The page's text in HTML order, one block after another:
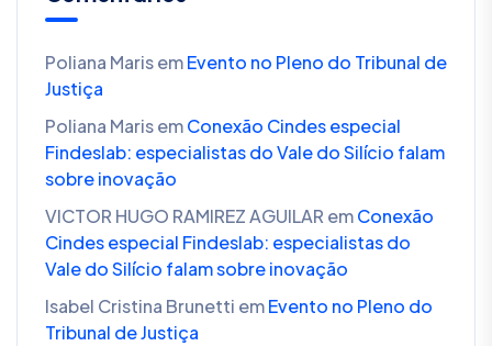
Poliana MarisemEvento no Pleno do Tribunal de
Justiça
Poliana MarisemConexão Cindes especial
Findeslab: especialistas do Vale do Silício falam
sobre inovação
VICTOR HUGO RAMIREZ AGUILAR emConexão
Cindes especial Findeslab: especialistas do
Vale do Silício falam sobre inovação
Isabel Cristina Brunetti emEvento no Pleno do
Tribunal de Justiça